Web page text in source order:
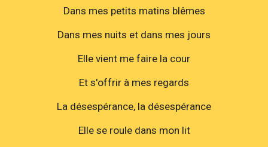
Dans mes petits matins blêmes
Dans mes nuits et dans mes jours
Elle vient me faire la cour
Et s'offrir à mes regards
La désespérance, la désespérance
Elle se roule dans mon lit